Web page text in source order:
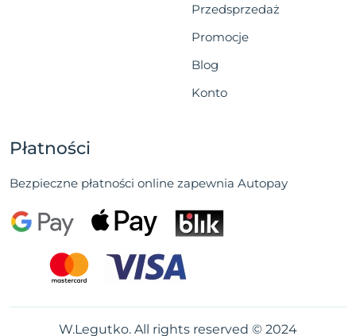
Przedsprzedaż
Promocje
Blog
Konto
Płatności
Bezpieczne płatności online zapewnia Autopay
W.Legutko. All rights reserved © 2024